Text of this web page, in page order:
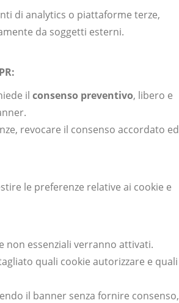
di analytics o piattaforme terze,
da soggetti esterni.
il consenso preventivo, libero e
revocare il consenso accordato ed
le preferenze relative ai cookie e
non essenziali verranno attivati.
quali cookie autorizzare e quali
il banner senza fornire consenso,